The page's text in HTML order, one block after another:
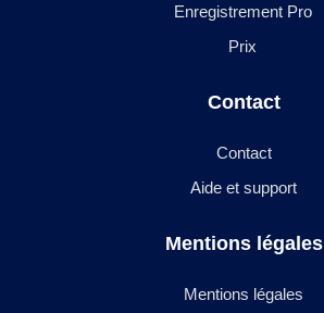
Enregistrement Pro
Prix
Contact
Contact
Aide et support
Mentions légales
Mentions légales